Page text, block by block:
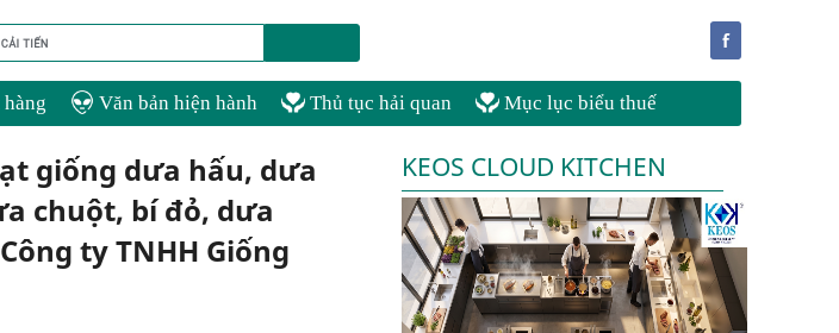
f
Văn bản hiện hành Thủ tục hải quan Mục lục biểu thuế
giống dưa hấu, dưa
chuột, bí đỏ, dưa
ty TNHH Giống
KEOS CLOUD KITCHEN